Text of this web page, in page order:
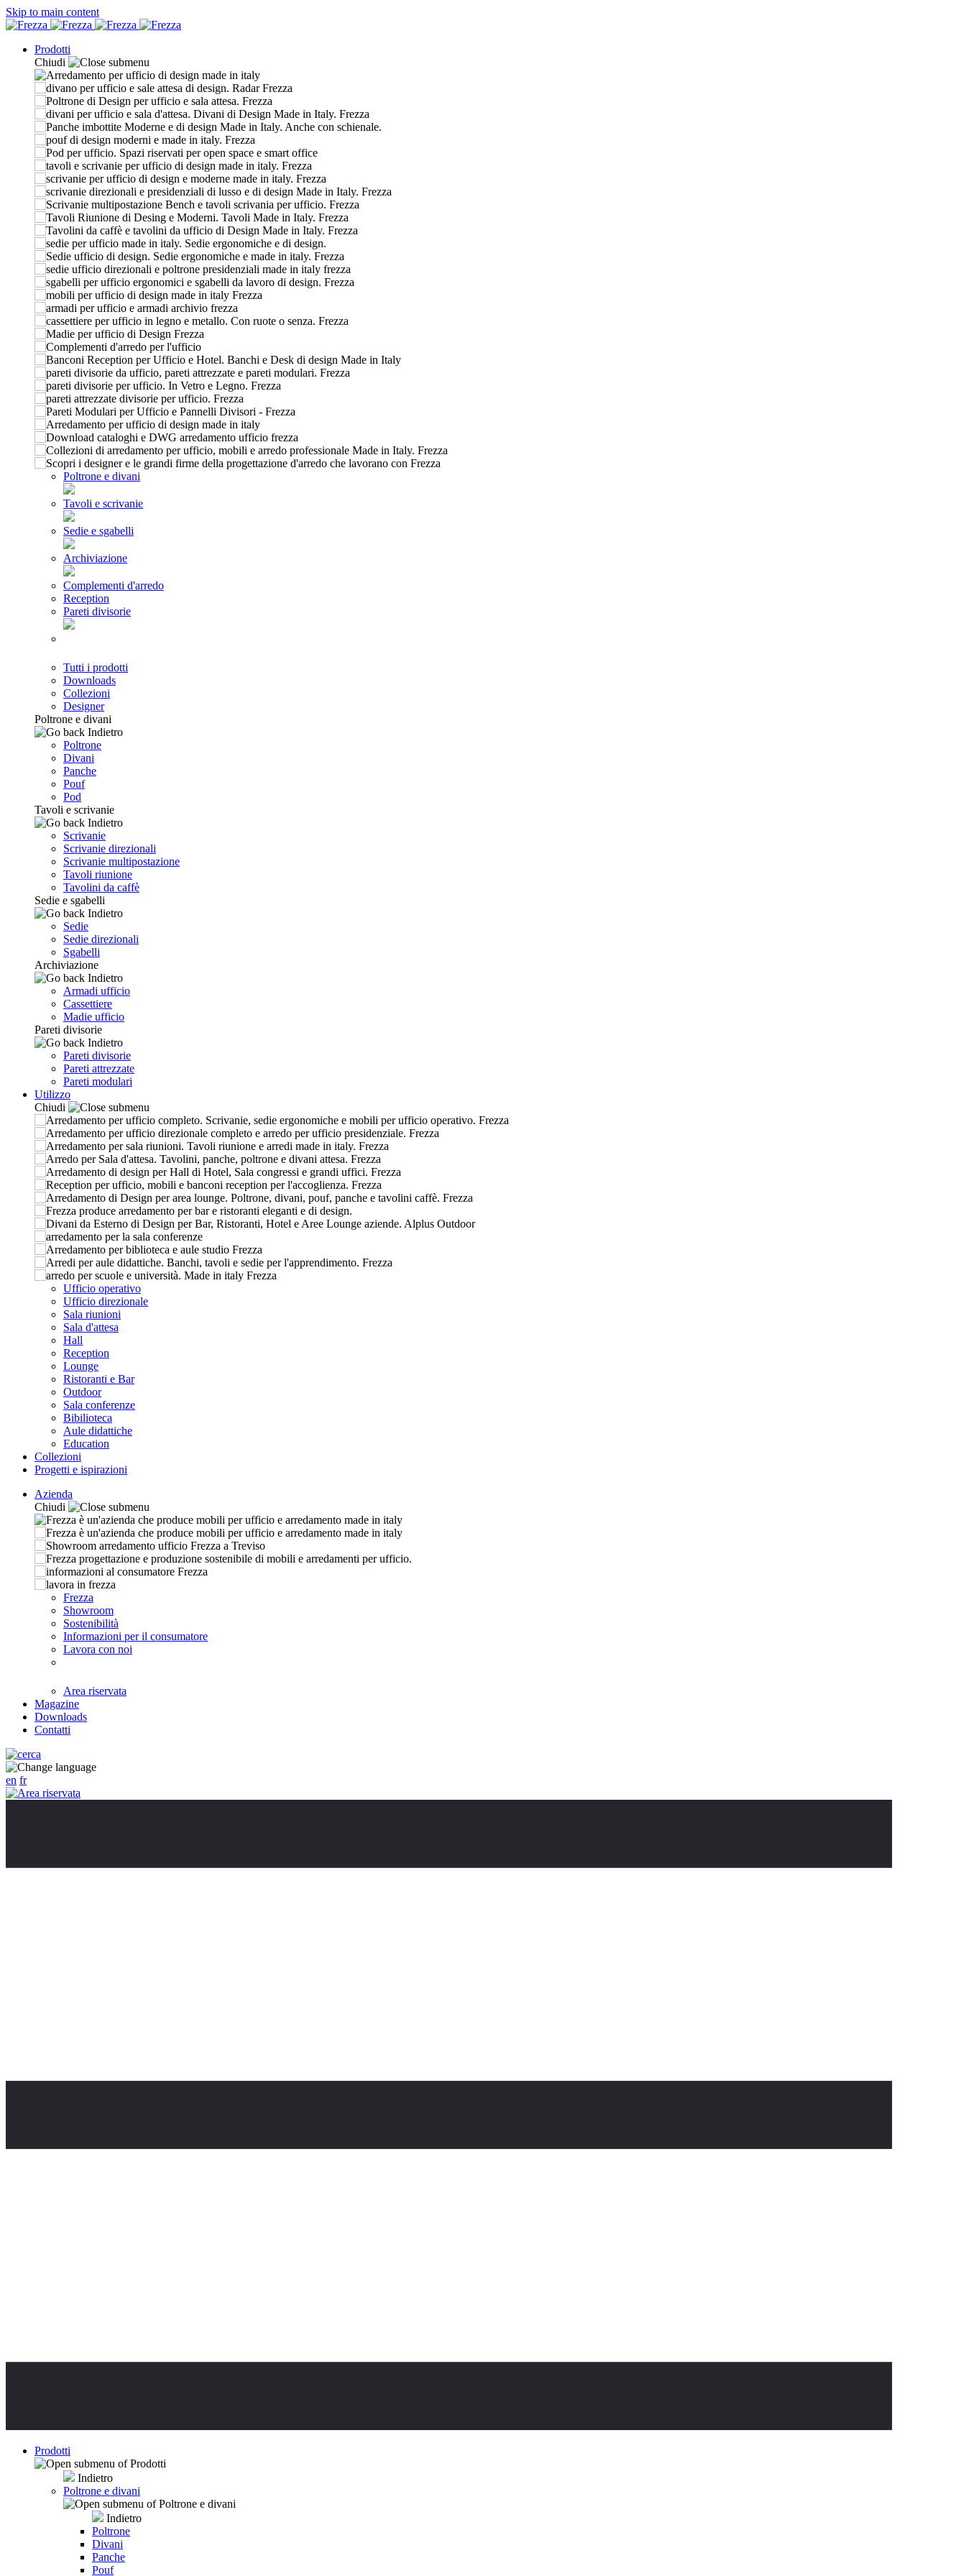
Skip to main content
Prodotti
Chiudi
Poltrone e divani
Tavoli e scrivanie
Sedie e sgabelli
Archiviazione
Complementi d'arredo
Reception
Pareti divisorie
Tutti i prodotti
Downloads
Collezioni
Designer
Poltrone e divani
Indietro
Poltrone
Divani
Panche
Pouf
Pod
Tavoli e scrivanie
Indietro
Scrivanie
Scrivanie direzionali
Scrivanie multipostazione
Tavoli riunione
Tavolini da caffè
Sedie e sgabelli
Indietro
Sedie
Sedie direzionali
Sgabelli
Archiviazione
Indietro
Armadi ufficio
Cassettiere
Madie ufficio
Pareti divisorie
Indietro
Pareti divisorie
Pareti attrezzate
Pareti modulari
Utilizzo
Chiudi
Ufficio operativo
Ufficio direzionale
Sala riunioni
Sala d'attesa
Hall
Reception
Lounge
Ristoranti e Bar
Outdoor
Sala conferenze
Bibilioteca
Aule didattiche
Education
Collezioni
Progetti e ispirazioni
Azienda
Chiudi
Frezza
Showroom
Sostenibilità
Informazioni per il consumatore
Lavora con noi
Area riservata
Magazine
Downloads
Contatti
en fr
Prodotti
Indietro
Poltrone e divani
Indietro
Poltrone
Divani
Panche
Pouf